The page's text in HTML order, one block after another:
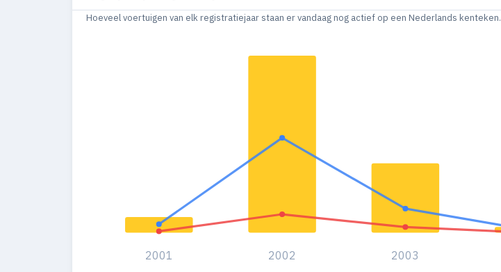
Hoeveel voertuigen van elk registratiejaar staan er vandaag nog actief op een Nederlands kenteken.
2001 2002 2003